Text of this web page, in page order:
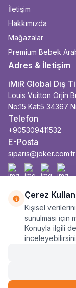
İletişim
Hakkımızda
Mağazalar
Premium Bebek
Adres & İletişim
iMiR Global Dış
Louis Vuitton Orjin
No:15 Kat:5 34367
Telefon
+905309411532
E-Posta
siparis@joker.com.tr
Facebook
İnstagram
Youtube
Çerez
Kişisel
sunulması için
Konuyla ilgili